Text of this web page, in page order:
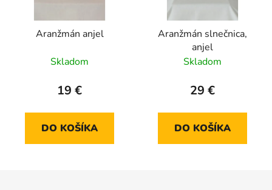
Aranžmán anjel
Skladom
19 €
DO KOŠÍKA
Aranžmán slnečnica,
anjel
Skladom
29 €
DO KOŠÍKA